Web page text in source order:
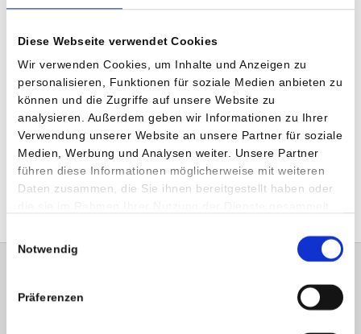
Diese Webseite verwendet Cookies
Wir verwenden Cookies, um Inhalte und Anzeigen zu
personalisieren, Funktionen für soziale Medien anbieten zu
können und die Zugriffe auf unsere Website zu
analysieren. Außerdem geben wir Informationen zu Ihrer
Verwendung unserer Website an unsere Partner für soziale
Medien, Werbung und Analysen weiter. Unsere Partner
führen diese Informationen möglicherweise mit weiteren
Daten zusammen, die Sie ihnen bereitgestellt haben oder
Notwendig
Präferenzen
Intertrigo
Stürze
Freiheitsentziehende Maßnahmen
Die Pflegequalitätserhebung in der Privatklinik Villach wird
von einem Projektteam bestehend aus 10 Mitarbeiter:innen
aus der Pflege geplant, koordiniert und durchgeführt.